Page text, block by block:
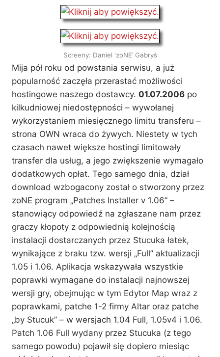
Screeny: Daniel 'zoNE’ Gabryś
Mija pół roku od powstania serwisu, a już
popularność zaczęła przerastać możliwości
hostingowe naszego dostawcy. 01.07.2006 po
kilkudniowej niedostępności – wywołanej
wykorzystaniem miesięcznego limitu transferu –
strona OWN wraca do żywych. Niestety w tych
czasach nawet większe hostingi limitowały
transfer dla usług, a jego zwiększenie wymagało
dodatkowych opłat. Tego samego dnia, dział
download wzbogacony został o stworzony przez
zoNE program „Patches Installer v 1.06” –
stanowiący odpowiedź na zgłaszane nam przez
graczy kłopoty z odpowiednią kolejnością
instalacji dostarczanych przez Stucuka łatek,
wynikające z braku tzw. wersji „Full” aktualizacji
1.05 i 1.06. Aplikacja wskazywała wszystkie
poprawki wymagane do instalacji najnowszej
wersji gry, obejmując w tym Edytor Map wraz z
poprawkami, patche 1-2 firmy Altar oraz patche
„by Stucuk” – w wersjach 1.04 Full, 1.05v4 i 1.06.
Patch 1.06 Full wydany przez Stucuka (z tego
samego powodu) pojawił się dopiero miesiąc